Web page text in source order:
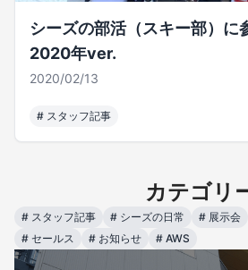
シーズの部活（スキー部）に
2020年ver.
2020/02/13
# スタッフ記事
カテゴリ
# スタッフ記事 # シーズの日常 # 展示会
# セールス # お知らせ # AWS